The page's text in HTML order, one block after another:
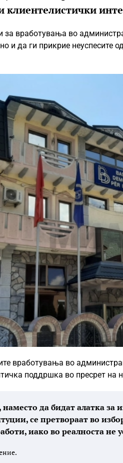
клиентелистички
за вработувања во
и да ги прикрие неуспесите
вработувања во
поддршка во пресрет на
наместо да бидат алатка
се претвораат во
иако во реалноста не